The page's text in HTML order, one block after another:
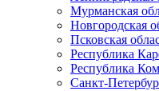
Мурманская
Новгородская
Псковская
Республика
Республика
Санкт-